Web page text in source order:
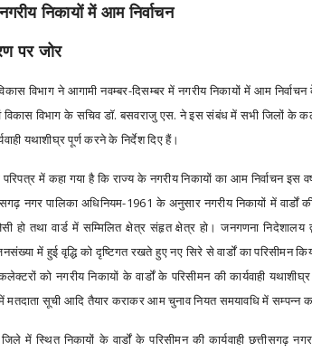
निकायों में आम निर्वाचन
पर जोर
विभाग ने आगामी नवम्बर-दिसम्बर में नगरीय निकायों में आम
विकास विभाग के सचिव डॉ. बसवराजु एस. ने इस संबंध में सभी जिलों के
यथाशीघ्र पूर्ण करने के निर्देश दिए हैं।
परिपत्र में कहा गया है कि राज्य के नगरीय निकायों का आम निर्वाचन इस
नगर पालिका अधिनियम-1961 के अनुसार नगरीय निकायों में वार्डों
हो तथा वार्ड में सम्मिलित क्षेत्र संहृत क्षेत्र हो। जनगणना
में हुई वृद्धि को दृष्टिगत रखते हुए नए सिरे से वार्डों का परिसीमन
को नगरीय निकायों के वार्डों के परिसीमन की कार्यवाही
मतदाता सूची आदि तैयार कराकर आम चुनाव नियत समयावधि में सम्पन्न
स्थित निकायों के वार्डों के परिसीमन की कार्यवाही छत्तीसगढ़